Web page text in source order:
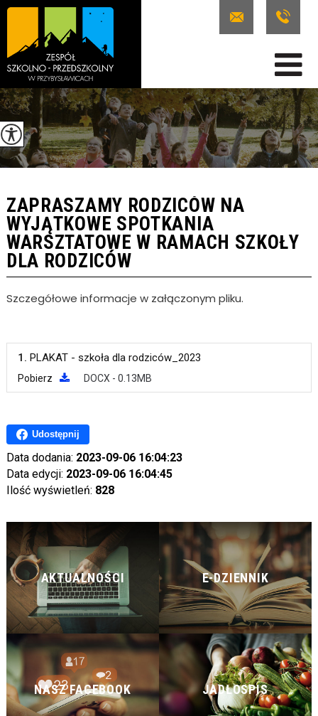
ZAPRASZAMY RODZICÓW NA
WYJĄTKOWE SPOTKANIA
WARSZTATOWE W RAMACH SZKOŁY
DLA RODZICÓW
Szczegółowe informacje w załączonym pliku.
1. PLAKAT - szkoła dla rodziców_2023
Pobierz DOCX - 0.13MB
Udostępnij
Data dodania: 2023-09-06 16:04:23
Data edycji: 2023-09-06 16:04:45
Ilość wyświetleń: 828
AKTUALNOŚCI E-DZIENNIK
NASZ FACEBOOK JADŁOSPIS